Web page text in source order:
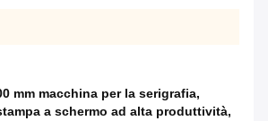
mm macchina per la serigrafia,
a schermo ad alta produttività,